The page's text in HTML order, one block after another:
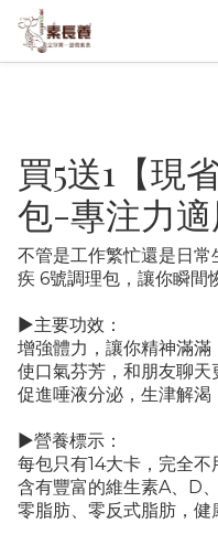
買5送1【現
包-專注力適
不管是工作繁忙還是日
疾 6號調理包，讓你瞬間
▶主要功效：
增強體力，讓你精神滿滿
使口氣芬芳，和朋友聊天
促進唾液分泌，生津解渴
▶營養標示：
每包只有14大卡，完全不
含有豐富的維生素A、D
零脂肪、零反式脂肪，健